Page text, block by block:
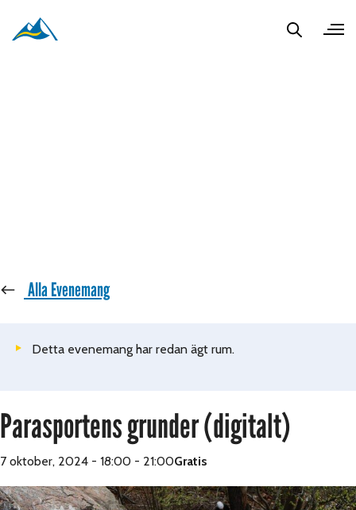
« Alla Evenemang
Detta evenemang har redan ägt rum.
Parasportens grunder (digitalt)
7 oktober, 2024 - 18:00 - 21:00Gratis